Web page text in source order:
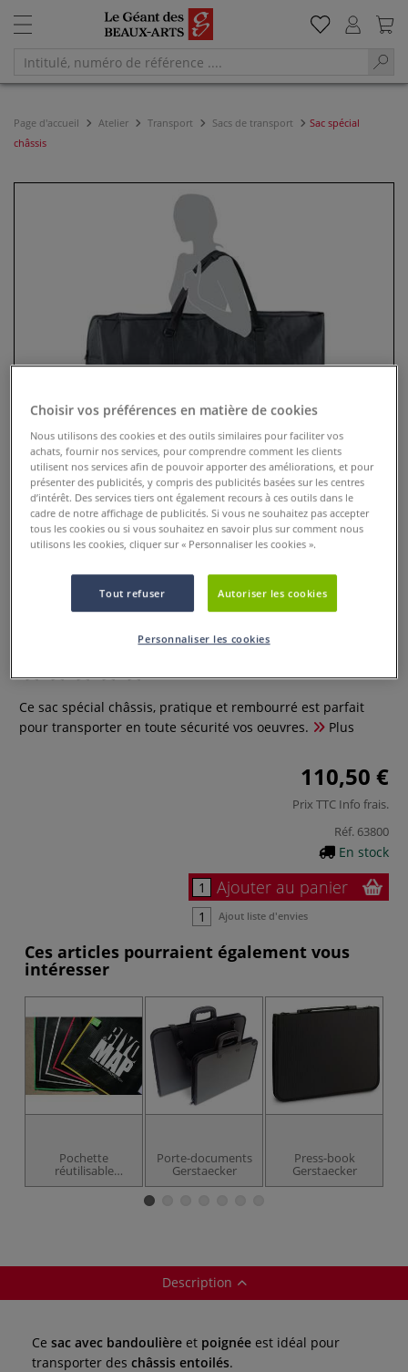
Page d'accueil Atelier Transport Sacs de transport
Sac spécial
châssis
Sac spécial châssis
0 Commentaires
Ce sac spécial châssis, pratique et rembourré est parfait
pour transporter en toute sécurité vos oeuvres.
Plus
110,50 €
Prix TTC Info frais.
Réf. 63800
En stock
Ajouter au panier
Ajout liste d'envies
Ces articles pourraient également vous
intéresser
Pochette
réutilisable
Biyomap
Porte-documents
Gerstaecker
Press-book
Gerstaecker
Description
Ce sac avec bandoulière et poignée est idéal pour
transporter des châssis entoilés.
Choisir vos préférences en matière de cookies
Nous utilisons des cookies et des outils similaires pour faciliter vos
achats, fournir nos services, pour comprendre comment les clients
utilisent nos services afin de pouvoir apporter des améliorations, et pour
présenter des publicités, y compris des publicités basées sur les centres
d’intérêt. Des services tiers ont également recours à ces outils dans le
cadre de notre affichage de publicités. Si vous ne souhaitez pas accepter
tous les cookies ou si vous souhaitez en savoir plus sur comment nous
utilisons les cookies, cliquer sur « Personnaliser les cookies ».
Tout refuser Autoriser les cookies
Personnaliser les cookies